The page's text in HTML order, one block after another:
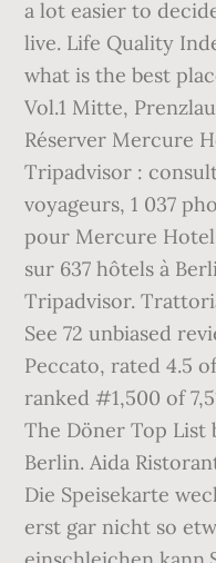
a lot easier to
live. Life Quality
what is the best
Vol.1 Mitte,
Réserver Mercure
Tripadvisor :
voyageurs, 1 037
pour Mercure Hotel
sur 637 hôtels à
Tripadvisor.
See 72 unbiased
Peccato, rated 4.5
ranked #1,500 of
The Döner Top
Berlin. Aida
Die Speisekarte
erst gar nicht so